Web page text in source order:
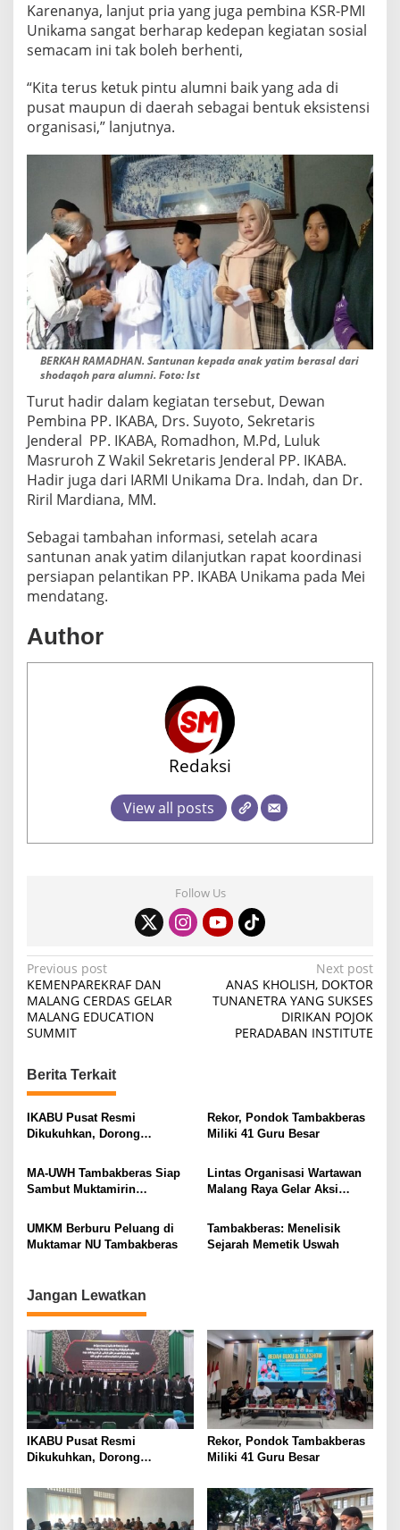
S
A
’
D
A
B
D
U
L
A
N
Karenanya, lanjut pria yang juga pembina KSR-PMI
Unikama sangat berharap kedepan kegiatan sosial
semacam ini tak boleh berhenti,
“Kita terus ketuk pintu alumni baik yang ada di
pusat maupun di daerah sebagai bentuk eksistensi
organisasi,” lanjutnya.
BERKAH RAMADHAN. Santunan kepada anak yatim berasal dari
shodaqoh para alumni. Foto: Ist
Turut hadir dalam kegiatan tersebut, Dewan
Pembina PP. IKABA, Drs. Suyoto, Sekretaris
Jenderal PP. IKABA, Romadhon, M.Pd, Luluk
Masruroh Z Wakil Sekretaris Jenderal PP. IKABA.
Hadir juga dari IARMI Unikama Dra. Indah, dan Dr.
Riril Mardiana, MM.
Sebagai tambahan informasi, setelah acara
santunan anak yatim dilanjutkan rapat koordinasi
persiapan pelantikan PP. IKABA Unikama pada Mei
mendatang.
Author
Redaksi
View all posts
Follow Us
P
o
s
n
a
v
g
a
t
i
n
Previous post
KEMENPAREKRAF DAN
MALANG CERDAS GELAR
MALANG EDUCATION
SUMMIT
Next post
ANAS KHOLISH, DOKTOR
TUNANETRA YANG SUKSES
DIRIKAN POJOK
PERADABAN INSTITUTE
Berita Terkait
IKABU Pusat Resmi
Dikukuhkan, Dorong
Alumni
Rekor, Pondok Tambakberas
Miliki 41 Guru Besar
MA-UWH Tambakberas Siap
Sambut Muktamirin
Lintas Organisasi Wartawan
Malang Raya Gelar Aksi
Ireng”
UMKM Berburu Peluang di
Muktamar NU Tambakberas
Tambakberas: Menelisik
Sejarah Memetik Uswah
Jangan Lewatkan
IKABU Pusat Resmi
Dikukuhkan, Dorong
Alumni
Rekor, Pondok Tambakberas
Miliki 41 Guru Besar